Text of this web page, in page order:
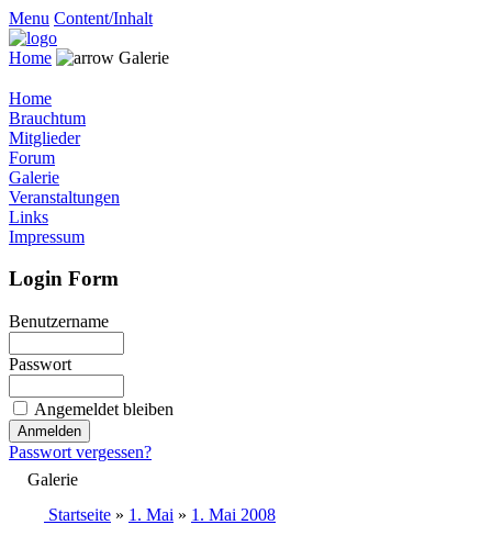
Menu Content/Inhalt
Home Galerie
Home
Brauchtum
Mitglieder
Forum
Galerie
Veranstaltungen
Links
Impressum
Login Form
Benutzername
Passwort
Angemeldet bleiben
Passwort vergessen?
Galerie
Startseite » 1. Mai » 1. Mai 2008